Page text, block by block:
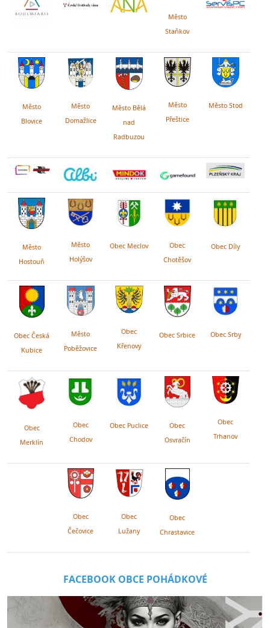
Město
Staňkov
Město
Blovice
Město
Domažlice
Město Bělá
nad
Radbuzou
Město
Přeštice
Město Stod
Město
Hostouň
Město
Holýšov
Obec Meclov
Obec
Chotěšov
Obec Díly
Obec Česká
Kubice
Město
Poběžovice
Obec
Křenovy
Obec Srbice Obec Srby
Obec
Merklín
Obec
Chodov
Obec Puclice
Obec
Osvračín
Obec
Trhanov
Obec
Čečovice
Obec
Lužany
Obec
Chrastavice
FACEBOOK OBCE POHÁDKOVÉ